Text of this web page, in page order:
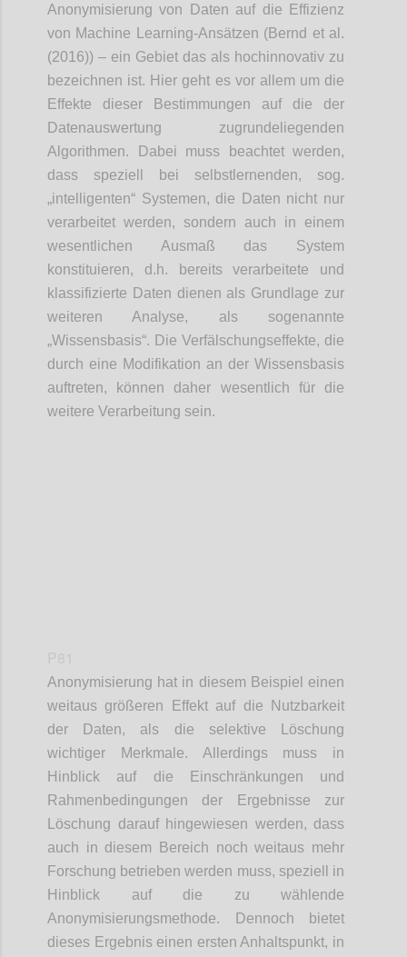
Anonymisierung von Daten auf die Effizienz
von Machine Learning-Ansätzen (Bernd et al.
(2016)) – ein Gebiet das als hochinnovativ zu
bezeichnen ist. Hier geht es vor allem um die
Effekte dieser Bestimmungen auf die der
Datenauswertung zugrundeliegenden
Algorithmen. Dabei muss beachtet werden,
dass speziell bei selbstlernenden, sog.
„intelligenten“ Systemen, die Daten nicht nur
verarbeitet werden, sondern auch in einem
wesentlichen Ausmaß das System
konstituieren, d.h. bereits verarbeitete und
klassifizierte Daten dienen als Grundlage zur
weiteren Analyse, als sogenannte
„Wissensbasis“. Die Verfälschungseffekte, die
durch eine Modifikation an der Wissensbasis
auftreten, können daher wesentlich für die
weitere Verarbeitung sein.
Anonymisierung hat in diesem Beispiel einen
weitaus größeren Effekt auf die Nutzbarkeit
der Daten, als die selektive Löschung
wichtiger Merkmale. Allerdings muss in
Hinblick auf die Einschränkungen und
Rahmenbedingungen der Ergebnisse zur
Löschung darauf hingewiesen werden, dass
auch in diesem Bereich noch weitaus mehr
Forschung betrieben werden muss, speziell in
Hinblick auf die zu wählende
Anonymisierungsmethode. Dennoch bietet
dieses Ergebnis einen ersten Anhaltspunkt, in